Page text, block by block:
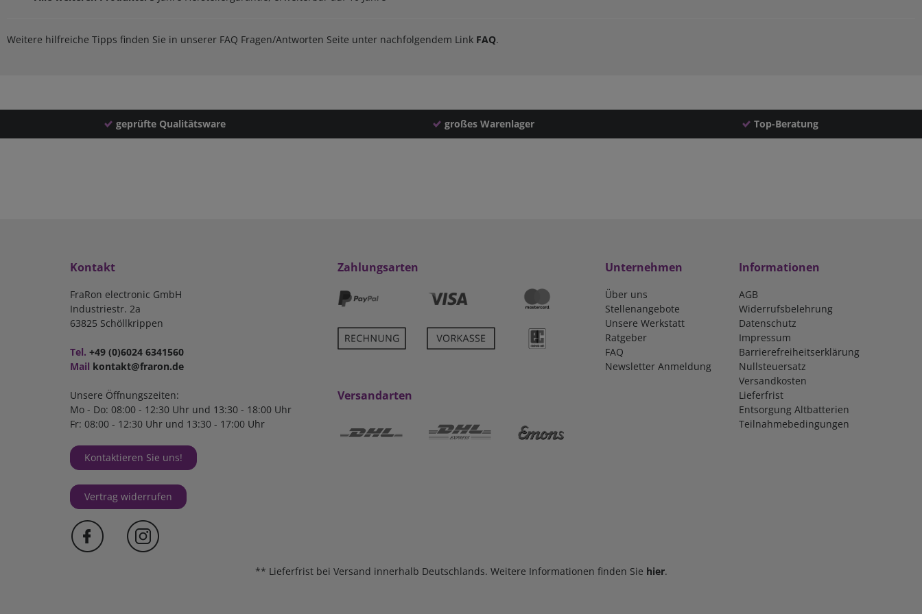
Weitere hilfreiche Tipps finden Sie in unserer FAQ Fragen/Antworten Seite unter nachfolgendem Link FAQ.
geprüfte Qualitätsware großes Warenlager Top-Beratung
Victron SolarSense 750 | SLS300175100 | Monitor für PV-Anlagen
Kontakt
FraRon electronic GmbH
Industriestr. 2a
63825 Schöllkrippen
Tel. +49 (0)6024 6341560
Mail kontakt@fraron.de
Unsere Öffnungszeiten:
Mo - Do: 08:00 - 12:30 Uhr und 13:30 - 18:00 Uhr
Fr: 08:00 - 12:30 Uhr und 13:30 - 17:00 Uhr
Kontaktieren Sie uns!
Vertrag widerrufen
Zahlungsarten
Versandarten
Unternehmen
Über uns
Stellenangebote
Unsere Werkstatt
Ratgeber
FAQ
Newsletter Anmeldung
Informationen
AGB
Widerrufsbelehrung
Datenschutz
Impressum
Barrierefreiheitserklärung
Nullsteuersatz
Versandkosten
Lieferfrist
Entsorgung Altbatterien
Teilnahmebedingungen
** Lieferfrist bei Versand innerhalb Deutschlands. Weitere Informationen finden Sie hier.